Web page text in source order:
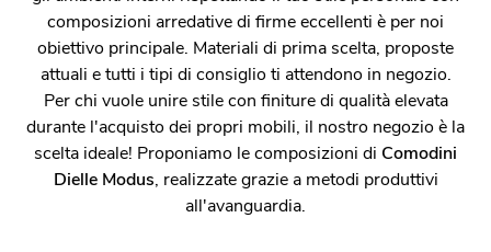
composizioni arredative di firme eccellenti è per noi
obiettivo principale. Materiali di prima scelta, proposte
attuali e tutti i tipi di consiglio ti attendono in negozio.
Per chi vuole unire stile con finiture di qualità elevata
durante l'acquisto dei propri mobili, il nostro negozio è la
scelta ideale! Proponiamo le composizioni di Comodini
Dielle Modus, realizzate grazie a metodi produttivi
all'avanguardia.